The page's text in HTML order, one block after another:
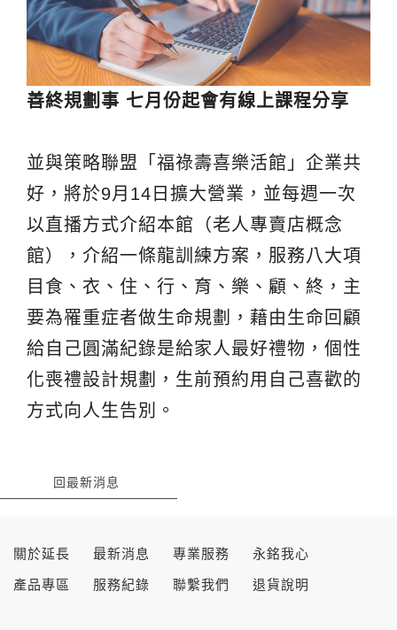
善終規劃事 七月份起會有線上課程分享
並與策略聯盟「福祿壽喜樂活館」企業共
好，將於9月14日擴大營業，並每週一次
以直播方式介紹本館（老人專賣店概念
館），介紹一條龍訓練方案，服務八大項
目食、衣、住、行、育、樂、顧、終，主
要為罹重症者做生命規劃，藉由生命回顧
給自己圓滿紀錄是給家人最好禮物，個性
化喪禮設計規劃，生前預約用自己喜歡的
方式向人生告別。
回最新消息
關於延長 最新消息 專業服務 永銘我心
產品專區 服務紀錄 聯繫我們 退貨說明